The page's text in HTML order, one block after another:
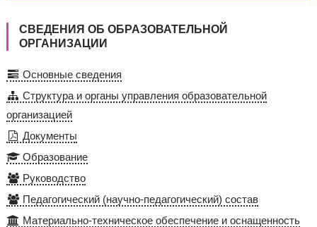
СВЕДЕНИЯ ОБ ОБРАЗОВАТЕЛЬНОЙ
ОРГАНИЗАЦИИ
Основные сведения
Структура и органы управления образовательной
организацией
Документы
Образование
Руководство
Педагогический (научно-педагогический) состав
Материально-техническое обеспечение и оснащенность